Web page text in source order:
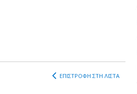
ΕΠΙΣΤΡΟΦΗ ΣΤΗ ΛΙΣΤΑ